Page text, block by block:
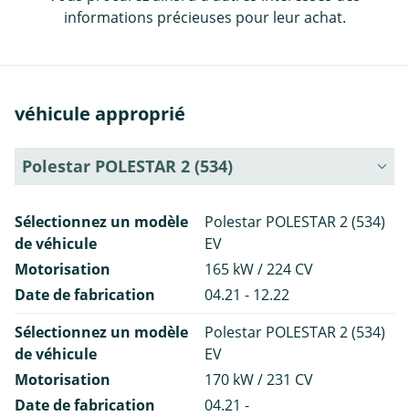
informations précieuses pour leur achat.
véhicule approprié
Polestar POLESTAR 2 (534)
Sélectionnez un modèle
de véhicule
Polestar POLESTAR 2 (534)
EV
Motorisation
165 kW / 224 CV
Date de fabrication
04.21 - 12.22
Sélectionnez un modèle
de véhicule
Polestar POLESTAR 2 (534)
EV
Motorisation
170 kW / 231 CV
Date de fabrication
04.21 -